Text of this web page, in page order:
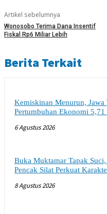
Artikel sebelumnya
Wonosobo Terima Dana Insentif
Fiskal Rp6 Miliar Lebih
Berita Terkait
Kemiskinan Menurun, Jawa
Pertumbuhan Ekonomi 5,71
6 Agustus 2026
Buka Muktamar Tapak
Pencak Silat Perkuat
8 Agustus 2026